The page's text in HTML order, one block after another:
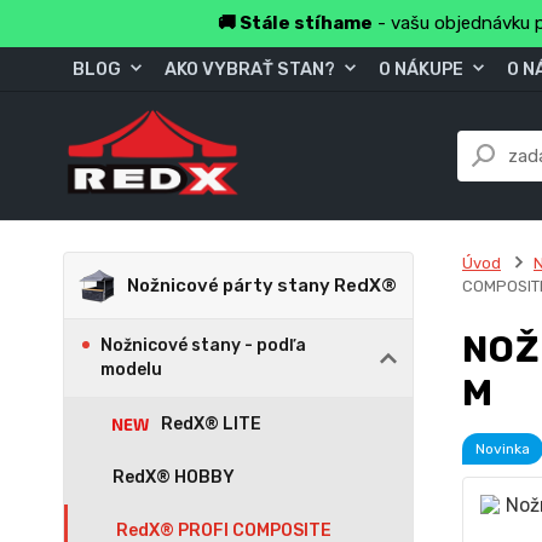
🚚 Stále stíhame - vašu objednávku
BLOG AKO VYBRAŤ STAN? O NÁKUPE O
Nožnicové párty stany RedX®
Nožnicové stany - podľa
modelu
RedX® LITE
RedX® HOBBY
RedX® PROFI COMPOSITE
Úvod
M
Novinka